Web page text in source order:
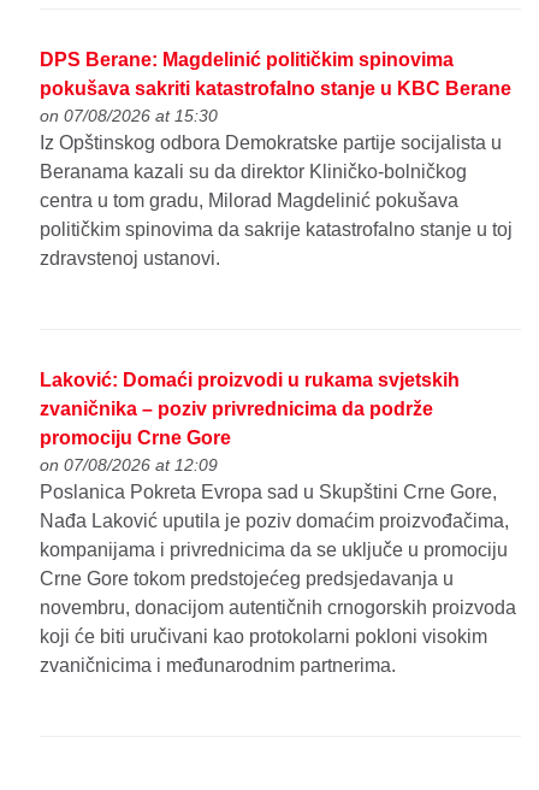
DPS Berane: Magdelinić političkim spinovima
pokušava sakriti katastrofalno stanje u KBC Berane
on 07/08/2026 at 15:30
Iz Opštinskog odbora Demokratske partije socijalista u
Beranama kazali su da direktor Kliničko-bolničkog
centra u tom gradu, Milorad Magdelinić pokušava
političkim spinovima da sakrije katastrofalno stanje u toj
zdravstenoj ustanovi.
Laković: Domaći proizvodi u rukama svjetskih
zvaničnika – poziv privrednicima da podrže
promociju Crne Gore
on 07/08/2026 at 12:09
Poslanica Pokreta Evropa sad u Skupštini Crne Gore,
Nađa Laković uputila je poziv domaćim proizvođačima,
kompanijama i privrednicima da se uključe u promociju
Crne Gore tokom predstojećeg predsjedavanja u
novembru, donacijom autentičnih crnogorskih proizvoda
koji će biti uručivani kao protokolarni pokloni visokim
zvaničnicima i međunarodnim partnerima.